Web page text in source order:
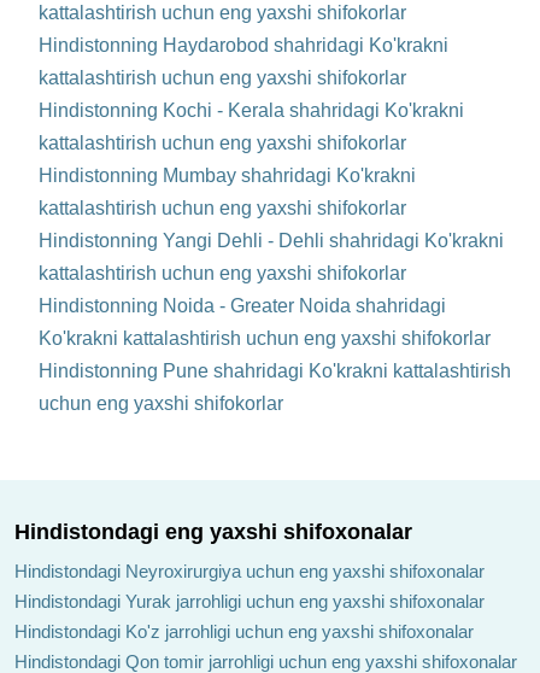
kattalashtirish uchun eng yaxshi shifokorlar
Hindistonning Haydarobod shahridagi Ko'krakni
kattalashtirish uchun eng yaxshi shifokorlar
Hindistonning Kochi - Kerala shahridagi Ko'krakni
kattalashtirish uchun eng yaxshi shifokorlar
Hindistonning Mumbay shahridagi Ko'krakni
kattalashtirish uchun eng yaxshi shifokorlar
Hindistonning Yangi Dehli - Dehli shahridagi Ko'krakni
kattalashtirish uchun eng yaxshi shifokorlar
Hindistonning Noida - Greater Noida shahridagi
Ko'krakni kattalashtirish uchun eng yaxshi shifokorlar
Hindistonning Pune shahridagi Ko'krakni kattalashtirish
uchun eng yaxshi shifokorlar
Hindistondagi eng yaxshi shifoxonalar
Hindistondagi Neyroxirurgiya uchun eng yaxshi shifoxonalar
Hindistondagi Yurak jarrohligi uchun eng yaxshi shifoxonalar
Hindistondagi Ko'z jarrohligi uchun eng yaxshi shifoxonalar
Hindistondagi Qon tomir jarrohligi uchun eng yaxshi shifoxonalar